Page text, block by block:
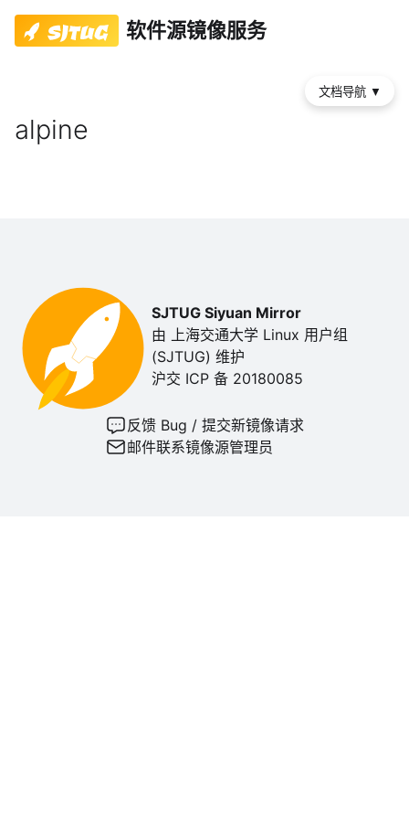
软件源镜像服务
文档导航 ▼
alpine
SJTUG Siyuan Mirror
由 上海交通大学 Linux 用户组
(SJTUG) 维护
沪交 ICP 备 20180085
反馈 Bug / 提交新镜像请求
邮件联系镜像源管理员